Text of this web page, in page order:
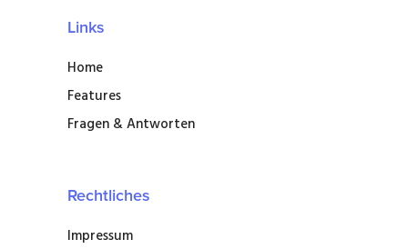
Links
Home
Features
Fragen & Antworten
Rechtliches
Impressum